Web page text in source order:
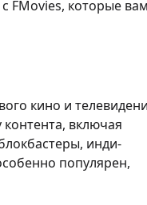
FMovies, которые
кино и
включая
инди-
популярен,